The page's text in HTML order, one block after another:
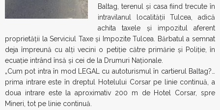
Baltag, terenul și casa fiind trecute în
intravilanul localității Tulcea, adică
achita taxele și impozitul aferent
proprietății la Serviciul Taxe și Impozite Tulcea. Bărbatul a semnat
deja împreună cu alţi vecini o petiţie către primărie şi Poliţie, în
ecuaţie intrând însă şi cei de la Drumuri Naţionale.
„Cum pot intra în mod LEGAL cu autoturismul în cartierul Baltag?…
prima intrare este în dreptul Hotelului Corsar pe linie continuă, a
doua intrare este la aproximativ 200 m de Hotel Corsar, spre
Mineri, tot pe linie continuă.